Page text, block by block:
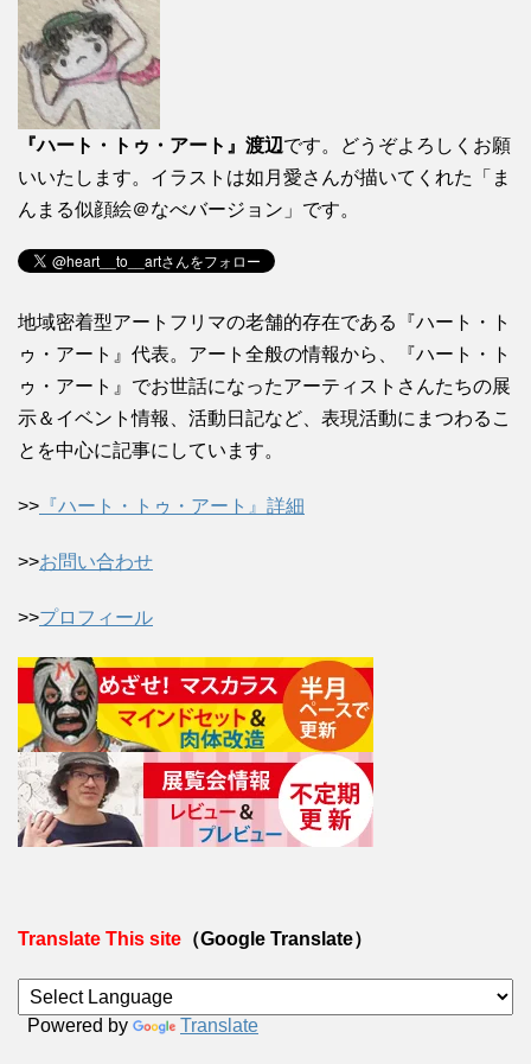
『ハート・トゥ・アート』渡辺です。どうぞよろしくお願
いいたします。イラストは如月愛さんが描いてくれた「ま
んまる似顔絵＠なべバージョン」です。
地域密着型アートフリマの老舗的存在である『ハート・ト
ゥ・アート』代表。アート全般の情報から、『ハート・ト
ゥ・アート』でお世話になったアーティストさんたちの展
示＆イベント情報、活動日記など、表現活動にまつわるこ
とを中心に記事にしています。
>> 『ハート・トゥ・アート』詳細
>>お問い合わせ
>>プロフィール
Translate This site （Google Translate）
Powered by Translate